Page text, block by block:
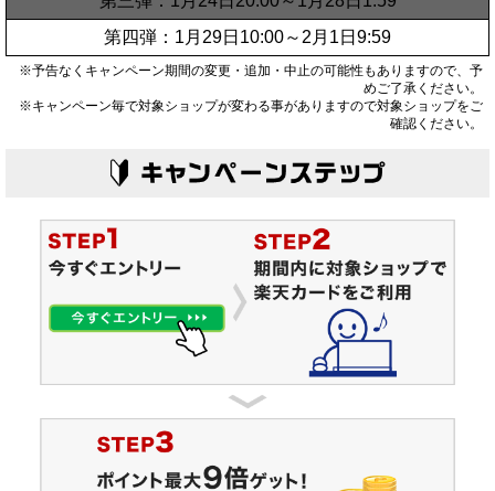
第四弾：1月29日10:00～2月1日9:59
※予告なくキャンペーン期間の変更・追加・中止の可能性もありますので、予
めご了承ください。
※キャンペーン毎で対象ショップが変わる事がありますので対象ショップをご
確認ください。